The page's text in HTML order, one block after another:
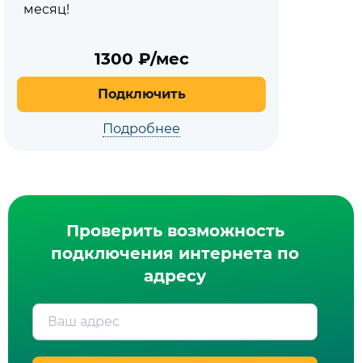
месяц!
1300 ₽/мес
Подключить
Подробнее
Проверить возможность
подключения интернета по
адресу
Ваш адрес